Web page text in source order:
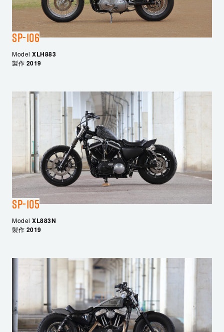
SP-106
Model XLH883
製作 2019
SP-105
Model XL883N
製作 2019